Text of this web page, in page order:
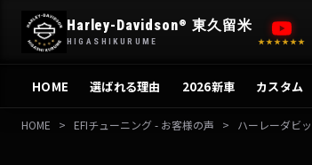
Harley-Davidson® 東久留米
HIGASHIKURUME ★★★★★★
HOME 選ばれる理由 2026新車 カスタム
HOME > EFIチューニング - お客様の声 > ハーレーダビ